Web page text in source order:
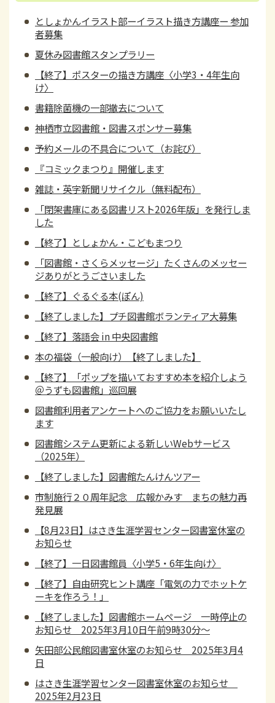
としょかんイラスト部ーイラスト描き方講座ー 参加
者募集
夏休み図書館スタンプラリー
【終了】ポスターの描き方講座〈小学3・4年生向
け〉
書籍除菌機の一部撤去について
神栖市立図書館・図書スポンサー募集
予約メールの不具合について（お詫び）
『コミックまつり』開催します
雑誌・英字新聞リサイクル（無料配布）
「閉架書庫にある図書リスト2026年版」を発行しま
した
【終了】としょかん・こどもまつり
「図書館・さくらメッセージ」たくさんのメッセー
ジありがとうごさいました
【終了】ぐるぐる本(ぽん)
【終了しました】プチ図書館ボランティア大募集
【終了】落語会 in 中央図書館
本の福袋（一般向け）【終了しました】
【終了】「ポップを描いておすすめ本を紹介しよう
＠うずも図書館」巡回展
図書館利用者アンケートへのご協力をお願いいたし
ます
図書館システム更新による新しいWebサービス
（2025年）
【終了しました】図書館たんけんツアー
市制施行２０周年記念 広報かみす まちの魅力再
発見展
【8月23日】はさき生涯学習センター図書室休室の
お知らせ
【終了】一日図書館員〈小学5・6年生向け〉
【終了】自由研究ヒント講座「電気の力でホットケ
ーキを作ろう！」
【終了しました】図書館ホームページ 一時停止の
お知らせ 2025年3月10日午前9時30分～
矢田部公民館図書室休室のお知らせ 2025年3月4
日
はさき生涯学習センター図書室休室のお知らせ
2025年2月23日